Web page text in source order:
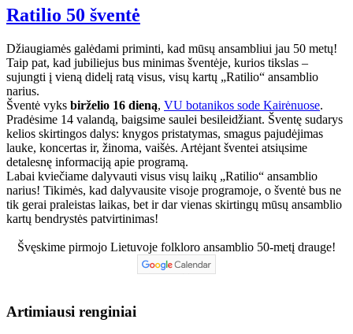
Ratilio 50 šventė
Džiaugiamės galėdami priminti, kad mūsų ansambliui jau 50 metų!
Taip pat, kad jubiliejus bus minimas šventėje, kurios tikslas –
sujungti į vieną didelį ratą visus, visų kartų „Ratilio“ ansamblio
narius.
Šventė vyks birželio 16 dieną, VU botanikos sode Kairėnuose.
Pradėsime 14 valandą, baigsime saulei besileidžiant. Šventę sudarys
kelios skirtingos dalys: knygos pristatymas, smagus pajudėjimas
lauke, koncertas ir, žinoma, vaišės. Artėjant šventei atsiųsime
detalesnę informaciją apie programą.
Labai kviečiame dalyvauti visus visų laikų „Ratilio“ ansamblio
narius! Tikimės, kad dalyvausite visoje programoje, o šventė bus ne
tik gerai praleistas laikas, bet ir dar vienas skirtingų mūsų ansamblio
kartų bendrystės patvirtinimas!
Švęskime pirmojo Lietuvoje folkloro ansamblio 50-metį drauge!
Artimiausi renginiai